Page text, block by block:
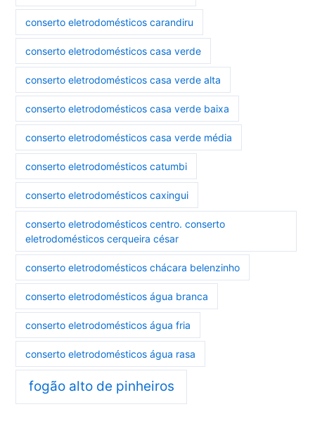
conserto eletrodomésticos carandiru
conserto eletrodomésticos casa verde
conserto eletrodomésticos casa verde alta
conserto eletrodomésticos casa verde baixa
conserto eletrodomésticos casa verde média
conserto eletrodomésticos catumbi
conserto eletrodomésticos caxingui
conserto eletrodomésticos centro. conserto
eletrodomésticos cerqueira césar
conserto eletrodomésticos chácara belenzinho
conserto eletrodomésticos água branca
conserto eletrodomésticos água fria
conserto eletrodomésticos água rasa
fogão alto de pinheiros